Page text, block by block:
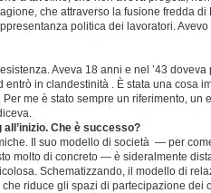
che attraverso la fusione fredda di
politica dei lavoratori.
Aveva 18 anni e nel ’43
in clandestinità . È stata una cosa
me è stato sempre un riferimento, un
Che è successo?
Il suo modello di società — per
molto di concreto — è sideralmente
Schematizzando, il modello di
riduce gli spazi di partecipazione dei